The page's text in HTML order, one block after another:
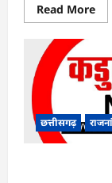
Read More
पर
चाकू
चार
छत्तीसगढ़